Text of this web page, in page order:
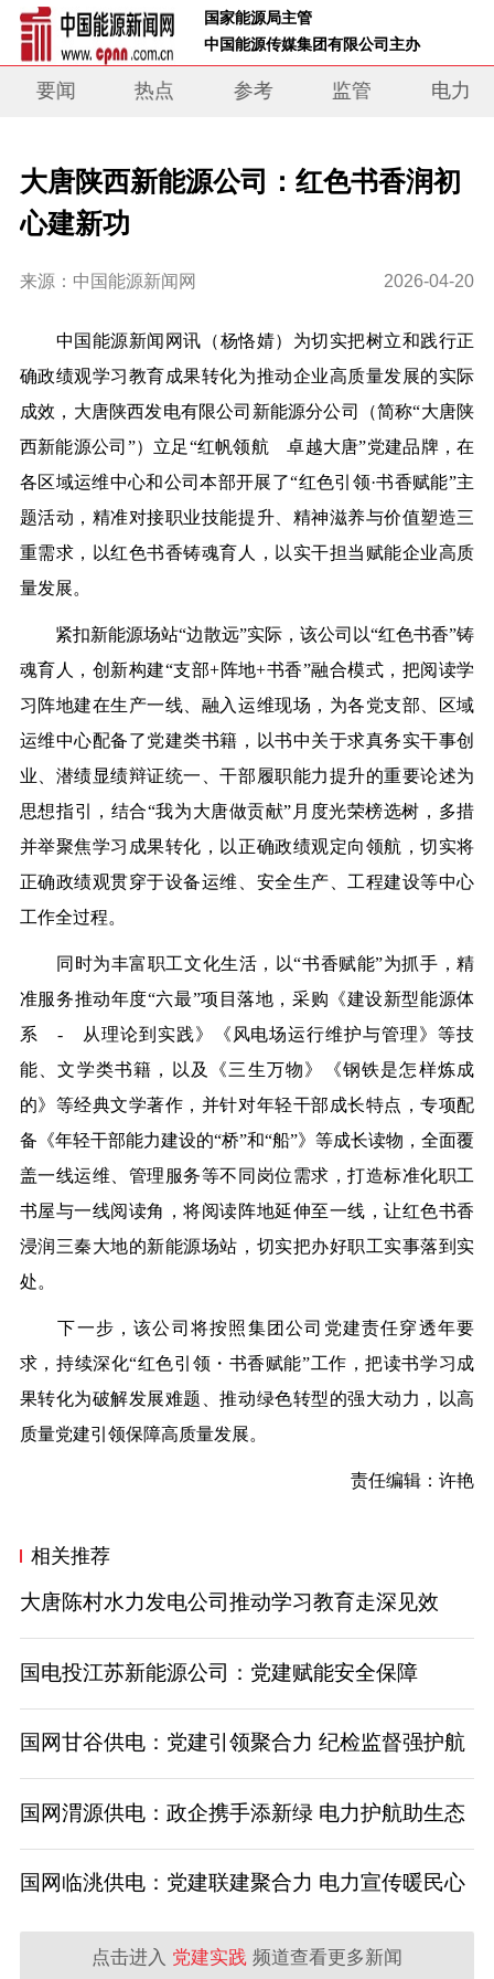
国家能源局主管
中国能源传媒集团有限公司主办
要闻 热点 参考 监管 电力
大唐陕西新能源公司：红色书香润初
心建新功
来源：中国能源新闻网 2026-04-20
中国能源新闻网讯 （杨恪婧） 为切实把树立和践行正
确政绩观学习教育成果转化为推动企业高质量发展的实际
成效，大唐陕西发电有限公司新能源分公司（简称“大唐陕
西新能源公司”）立足“红帆领航 卓越大唐”党建品牌，在
各区域运维中心和公司本部开展了“红色引领·书香赋能”主
题活动，精准对接职业技能提升、精神滋养与价值塑造三
重需求，以红色书香铸魂育人，以实干担当赋能企业高质
量发展。
紧扣新能源场站“边散远”实际，该公司以“红色书香”铸
魂育人，创新构建“支部+阵地+书香”融合模式，把阅读学
习阵地建在生产一线、融入运维现场，为各党支部、区域
运维中心配备了党建类书籍，以书中关于求真务实干事创
业、潜绩显绩辩证统一、干部履职能力提升的重要论述为
思想指引，结合“我为大唐做贡献”月度光荣榜选树，多措
并举聚焦学习成果转化，以正确政绩观定向领航，切实将
正确政绩观贯穿于设备运维、安全生产、工程建设等中心
工作全过程。
同时为丰富职工文化生活，以“书香赋能”为抓手，精
准服务推动年度“六最”项目落地，采购《建设新型能源体
系 - 从理论到实践》《风电场运行维护与管理》等技
能、文学类书籍，以及《三生万物》《钢铁是怎样炼成
的》等经典文学著作，并针对年轻干部成长特点，专项配
备《年轻干部能力建设的“桥”和“船”》等成长读物，全面覆
盖一线运维、管理服务等不同岗位需求，打造标准化职工
书屋与一线阅读角，将阅读阵地延伸至一线，让红色书香
浸润三秦大地的新能源场站，切实把办好职工实事落到实
处。
下一步，该公司将按照集团公司党建责任穿透年要
求，持续深化“红色引领・书香赋能”工作，把读书学习成
果转化为破解发展难题、推动绿色转型的强大动力，以高
质量党建引领保障高质量发展。
责任编辑：许艳
相关推荐
大唐陈村水力发电公司推动学习教育走深见效
国电投江苏新能源公司：党建赋能安全保障
国网甘谷供电：党建引领聚合力 纪检监督强护航
国网渭源供电：政企携手添新绿 电力护航助生态
国网临洮供电：党建联建聚合力 电力宣传暖民心
点击进入 党建实践 频道查看更多新闻